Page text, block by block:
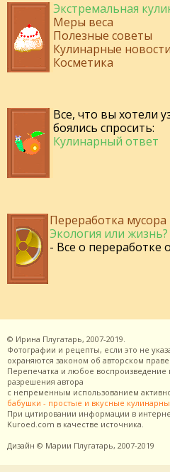
Экстремальная
Меры веса
Полезные советы
Кулинарные новости
Косметика
Все, что вы хотели
боялись спросить:
Кулинарный ответ
Переработка мусора
Экология или жизнь?
- Все о переработке
© Ирина Плугатарь, 2007-2019.
Фотографии и рецепты, если это не
охраняются законом об авторском праве.
Перепечатка и любое
разрешения автора
с непременным использованием
бабушки - простые и вкусные
При цитировании информации в
Kuroed.com в качестве источника.
Дизайн © Марии Плугатарь, 2007-2019